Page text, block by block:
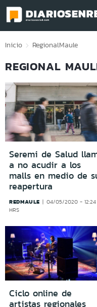
Click acá para ir
Inicio RegionalMaule
REGIONAL
Seremi de Salud
a no acudir a los
malls en medio de
reapertura
REDMAULE
04/05/2020 - 12:24
HRS
Ciclo online de
artistas regionales